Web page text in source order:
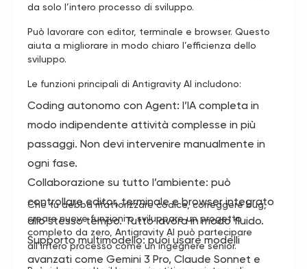
da solo l’intero processo di sviluppo.
Può lavorare con editor, terminale e browser. Questo
aiuta a migliorare in modo chiaro l’efficienza dello
sviluppo.
Le funzioni principali di Antigravity AI includono:
Coding autonomo con Agent: l’IA completa in
modo indipendente attività complesse in più
passaggi. Non devi intervenire manualmente in
ogni fase.
Collaborazione su tutto l’ambiente: può
controllare editor, terminale e browser integrato
allo stesso tempo. Tutto lavora in modo fluido.
Supporto multimodello: puoi usare modelli
avanzati come Gemini 3 Pro, Claude Sonnet e
Che tu debba rifattorizzare codice, correggere bug,
creare nuove funzioni o sviluppare un progetto
completo da zero, Antigravity AI può partecipare
all’intero processo come un ingegnere senior.